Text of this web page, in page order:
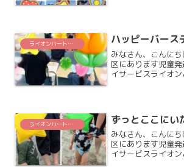
お出かけしました
ーんぶ遊びたく...
ライオンハート菊水 ハッピーバース
みなさん、こんに
区にあります児童
イサービスライオ
のもとても嬉しい
んなで自...
ライオンハート菊水 ずっとここに
みなさん、こんに
区にあります児童
イサービスライオ